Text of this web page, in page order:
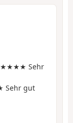
Sehr
gut